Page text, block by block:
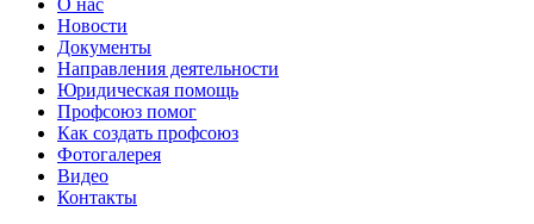
О нас
Новости
Документы
Направления деятельности
Юридическая помощь
Профсоюз помог
Как создать профсоюз
Фотогалерея
Видео
Контакты